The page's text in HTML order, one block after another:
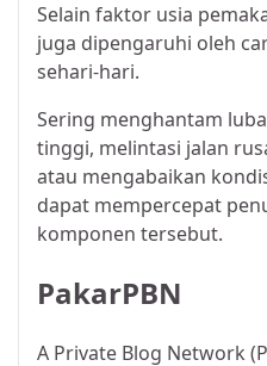
Selain faktor usia
juga dipengaruhi oleh
sehari-hari.
Sering menghantam
tinggi, melintasi jalan
atau mengabaikan
dapat mempercepat
komponen tersebut.
PakarPBN
A Private Blog Network